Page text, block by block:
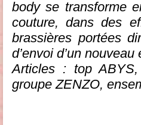
body se transforme
couture, dans des
brassières portées
d’envoi d’un nouveau
Articles : top
groupe ZENZO,